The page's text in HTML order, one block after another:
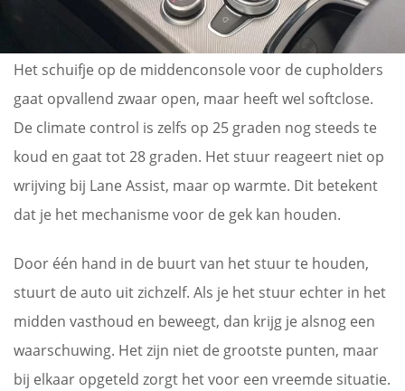
Het schuifje op de middenconsole voor de cupholders
gaat opvallend zwaar open, maar heeft wel softclose.
De climate control is zelfs op 25 graden nog steeds te
koud en gaat tot 28 graden. Het stuur reageert niet op
wrijving bij Lane Assist, maar op warmte. Dit betekent
dat je het mechanisme voor de gek kan houden.
Door één hand in de buurt van het stuur te houden,
stuurt de auto uit zichzelf. Als je het stuur echter in het
midden vasthoud en beweegt, dan krijg je alsnog een
waarschuwing. Het zijn niet de grootste punten, maar
bij elkaar opgeteld zorgt het voor een vreemde situatie.